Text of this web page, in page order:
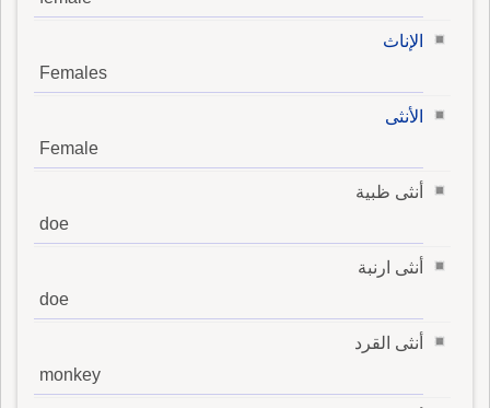
الإناث
Females
الأنثى
Female
أنثى ظبية
doe
أنثى ارنبة
doe
أنثى القرد
monkey